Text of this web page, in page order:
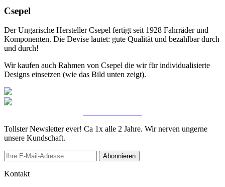
Csepel
Der Ungarische Hersteller Csepel fertigt seit 1928 Fahrräder und
Komponenten. Die Devise lautet: gute Qualität und bezahlbar durch
und durch!
Wir kaufen auch Rahmen von Csepel die wir für individualisierte
Designs einsetzen (wie das Bild unten zeigt).
Tollster Newsletter ever! Ca 1x alle 2 Jahre. Wir nerven ungerne
unsere Kundschaft.
Abonnieren
Kontakt